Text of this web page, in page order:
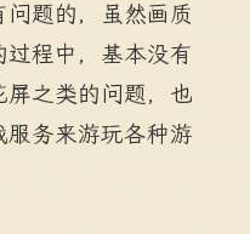
题的，虽然画质
程中，基本没有
之类的问题，也
务来游玩各种游